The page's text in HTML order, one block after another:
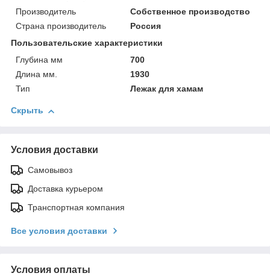
Производитель
Собственное производство
Страна производитель
Россия
Пользовательские характеристики
Глубина мм
700
Длина мм.
1930
Тип
Лежак для хамам
Скрыть
Условия доставки
Самовывоз
Доставка курьером
Транспортная компания
Все условия доставки
Условия оплаты